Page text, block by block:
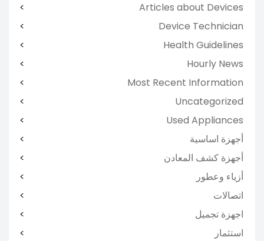
Articles about Devices
Device Technician
Health Guidelines
Hourly News
Most Recent Information
Uncategorized
Used Appliances
أجهزة اساسية
أجهزة كشف المعادن
أزياء وعطور
اتصالات
اجهزة تجميل
استثمار